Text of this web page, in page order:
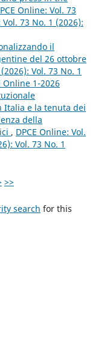
Online: Vol. 73
73 No. 1 (2026):
il
del 26 ottobre
Vol. 73 No. 1
Online 1-2026
Italia e la tenuta dei
della
, DPCE Online: Vol.
Vol. 73 No. 1
>>
search for this